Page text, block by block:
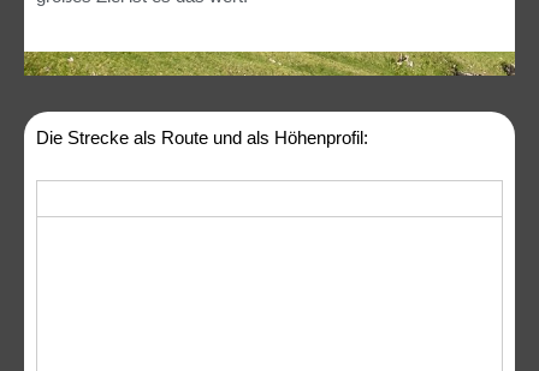
Die Strecke als Route und als Höhenprofil: